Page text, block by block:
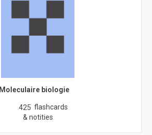
Moleculaire biologie
425 flashcards
& notities